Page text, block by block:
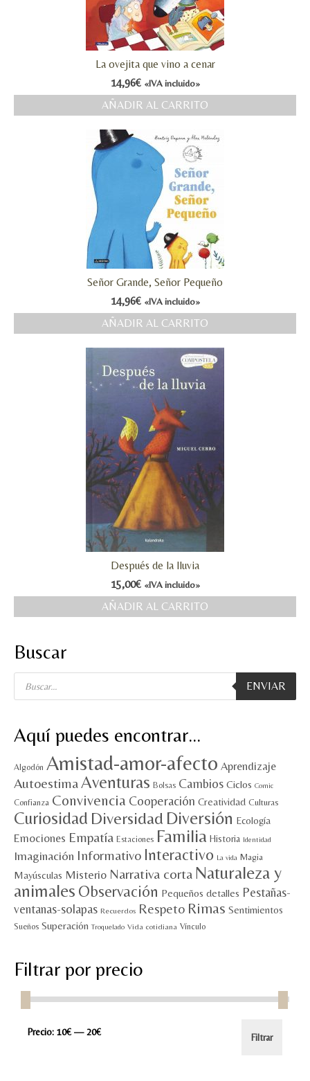
La ovejita que vino a cenar
14,96€ «IVA incluido»
AÑADIR AL CARRITO
Señor Grande, Señor Pequeño
14,96€ «IVA incluido»
AÑADIR AL CARRITO
Después de la lluvia
15,00€ «IVA incluido»
AÑADIR AL CARRITO
Buscar
Búsqueda
productos
ENVIAR
Aquí puedes encontrar…
Algodón Amistad-amor-afecto Aprendizaje
AutoestimaAventuras Bolsas Cambios Ciclos Comic
Confianza Convivencia Cooperación Creatividad Culturas
Curiosidad Diversidad Diversión Ecología
Emociones Empatía Estaciones Familia Historia Identidad
Imaginación Informativo Interactivo La vida Magia
Mayúsculas Misterio Narrativa corta Naturaleza y
animales Observación Pequeños detalles Pestañas-
ventanas-solapas Recuerdos Respeto Rimas Sentimientos
Sueños Superación Troquelado Vida cotidiana Vínculo
Filtrar por precio
Precio
Precio
Filtrar
Precio: 10€ — 20€